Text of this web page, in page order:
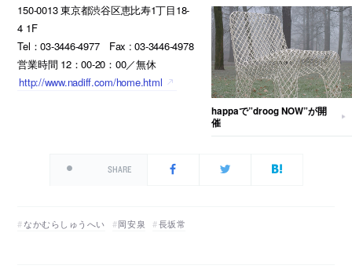
150-0013 東京都渋谷区恵比寿1丁目18-
4 1F
Tel：03-3446-4977 Fax : 03-3446-4978
営業時間 12：00-20：00／無休
http://www.nadiff.com/home.html
happaで”droog NOW”が開
催
SHARE
なかむらしゅうへい 岡安泉 長坂常